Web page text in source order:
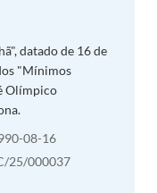
datado de 16 de
"Mínimos
Olímpico
08-16
25/000037